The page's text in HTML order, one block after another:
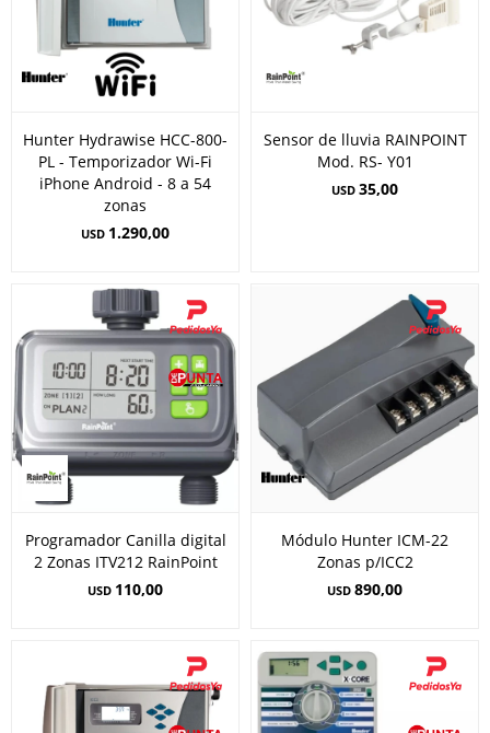
Hunter Hydrawise HCC-800-
PL - Temporizador Wi-Fi
iPhone Android - 8 a 54
zonas
USD 1.290,00
Sensor de lluvia RAINPOINT
Mod. RS- Y01
USD 35,00
Programador Canilla digital
2 Zonas ITV212 RainPoint
USD 110,00
Módulo Hunter ICM-22
Zonas p/ICC2
USD 890,00